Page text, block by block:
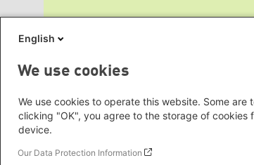
Mediatheken
Grüne Websites
English
We use cookies
We use cookies to operate this website. Some
clicking "OK", you agree to the storage of
device.
Our Data Protection Information